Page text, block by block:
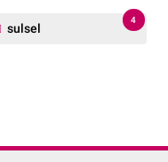
sulsel
4